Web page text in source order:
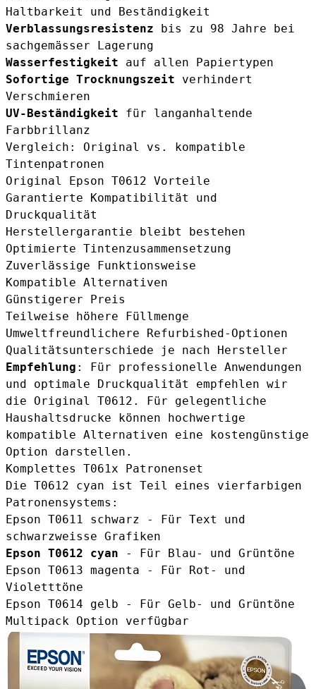
Haltbarkeit und Beständigkeit
Verblassungsresistenz bis zu 98 Jahre bei
sachgemässer Lagerung
Wasserfestigkeit auf allen Papiertypen
Sofortige Trocknungszeit verhindert
Verschmieren
UV-Beständigkeit für langanhaltende
Farbbrillanz
Vergleich: Original vs. kompatible
Tintenpatronen
Original Epson T0612 Vorteile
Garantierte Kompatibilität und
Druckqualität
Herstellergarantie bleibt bestehen
Optimierte Tintenzusammensetzung
Zuverlässige Funktionsweise
Kompatible Alternativen
Günstigerer Preis
Teilweise höhere Füllmenge
Umweltfreundlichere Refurbished-Optionen
Qualitätsunterschiede je nach Hersteller
Empfehlung : Für professionelle Anwendungen
und optimale Druckqualität empfehlen wir
die Original T0612. Für gelegentliche
Haushaltsdrucke können hochwertige
kompatible Alternativen eine kostengünstige
Option darstellen.
Komplettes T061x Patronenset
Die T0612 cyan ist Teil eines vierfarbigen
Patronensystems:
Epson T0611 schwarz - Für Text und
schwarzweisse Grafiken
Epson T0612 cyan - Für Blau- und Grüntöne
Epson T0613 magenta - Für Rot- und
Violetttöne
Epson T0614 gelb - Für Gelb- und Grüntöne
Multipack Option verfügbar